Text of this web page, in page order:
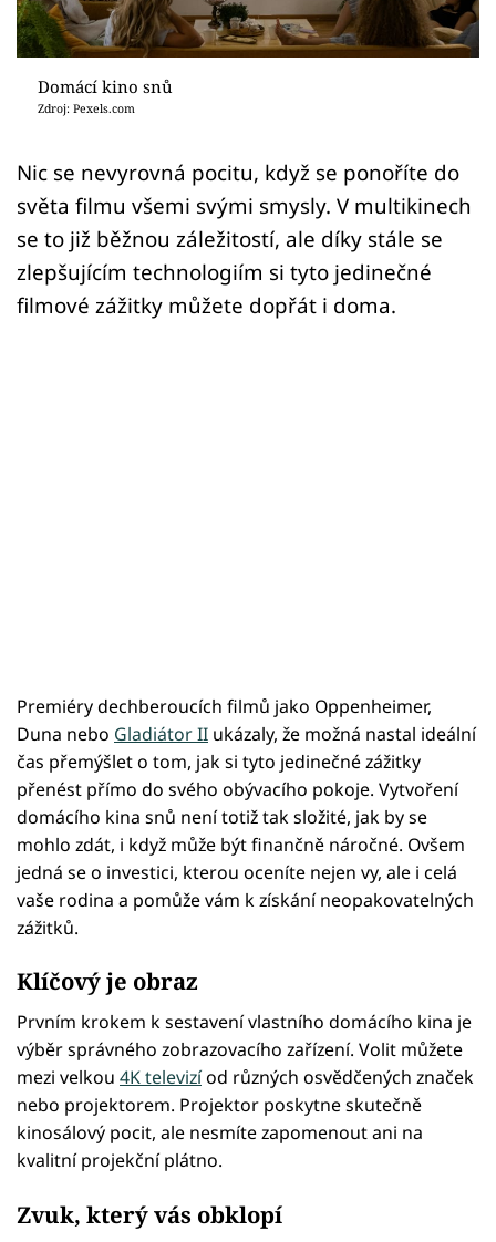
Přihlášení
Sledujte nás
Domácí kino snů
Zdroj: Pexels.com
Nic se nevyrovná pocitu, když se ponoříte do
světa filmu všemi svými smysly. V multikinech
se to již běžnou záležitostí, ale díky stále se
zlepšujícím technologiím si tyto jedinečné
filmové zážitky můžete dopřát i doma.
Premiéry dechberoucích filmů jako Oppenheimer,
Duna nebo Gladiátor II ukázaly, že možná nastal ideální
čas přemýšlet o tom, jak si tyto jedinečné zážitky
přenést přímo do svého obývacího pokoje. Vytvoření
domácího kina snů není totiž tak složité, jak by se
mohlo zdát, i když může být finančně náročné. Ovšem
jedná se o investici, kterou oceníte nejen vy, ale i celá
vaše rodina a pomůže vám k získání neopakovatelných
zážitků.
Klíčový je obraz
Prvním krokem k sestavení vlastního domácího kina je
výběr správného zobrazovacího zařízení. Volit můžete
mezi velkou 4K televizíod různých osvědčených značek
nebo projektorem. Projektor poskytne skutečně
kinosálový pocit, ale nesmíte zapomenout ani na
kvalitní projekční plátno.
Zvuk, který vás obklopí